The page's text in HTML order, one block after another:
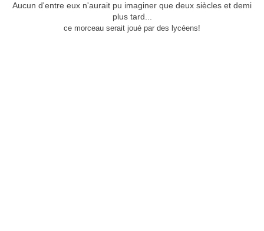
Aucun d'entre eux n'aurait pu imaginer que deux siècles et demi
plus tard...
ce morceau serait joué par des lycéens!